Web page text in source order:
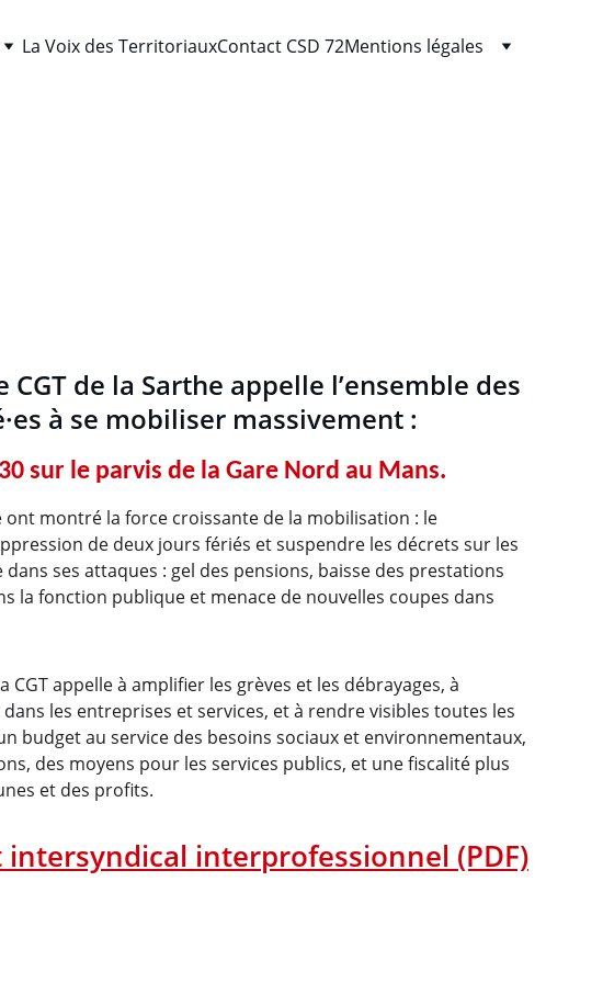
La Voix des TerritoriauxContact CSD 72Mentions légales
de la Sarthe appelle l’ensemble des
à se mobiliser massivement :
sur le parvis de la Gare Nord au Mans.
ont montré la force croissante de la mobilisation : le
de deux jours fériés et suspendre les décrets sur les
ses attaques : gel des pensions, baisse des prestations
la fonction publique et menace de nouvelles coupes dans
appelle à amplifier les grèves et les débrayages, à
les entreprises et services, et à rendre visibles toutes les
budget au service des besoins sociaux et environnementaux,
des moyens pour les services publics, et une fiscalité plus
et des profits.
interprofessionnel (PDF)